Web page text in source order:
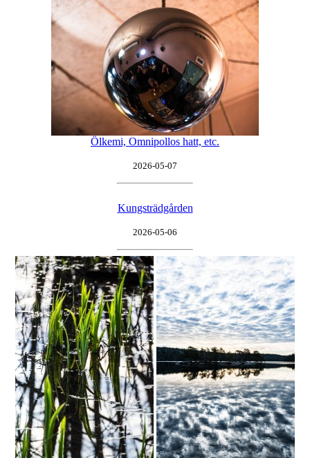
Ölkemi, Omnipollos hatt, etc.
2026-05-07
Kungsträdgården
2026-05-06